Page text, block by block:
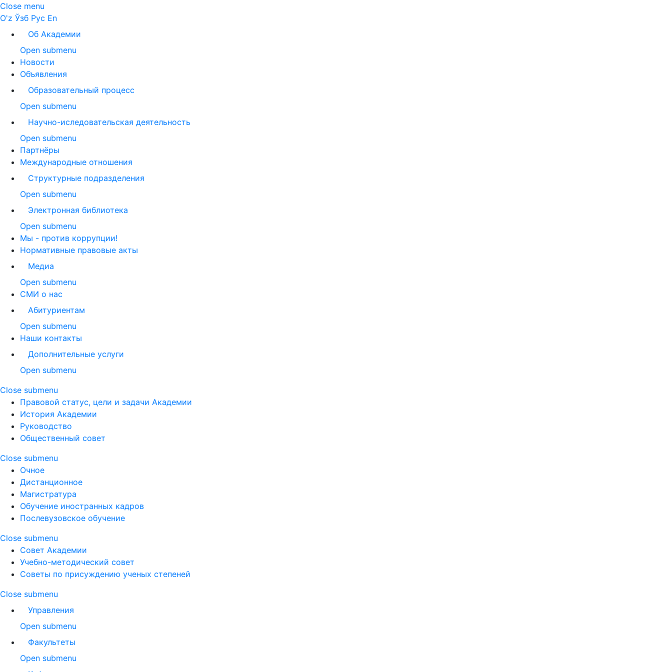
Close menu
O'z Ўзб Рус En
Об Академии
Open submenu
Новости
Объявления
Образовательный процесс
Open submenu
Научно-иследовательская деятельность
Open submenu
Партнёры
Международные отношения
Структурные подразделения
Open submenu
Электронная библиотека
Open submenu
Мы - против коррупции!
Нормативные правовые акты
Медиа
Open submenu
СМИ о нас
Абитуриентам
Open submenu
Наши контакты
Дополнительные услуги
Open submenu
Close submenu
Правовой статус, цели и задачи Академии
История Академии
Руководство
Общественный совет
Close submenu
Очное
Дистанционное
Магистратура
Обучение иностранных кадров
Послевузовское обучение
Close submenu
Совет Академии
Учебно-методический совет
Советы по присуждению ученых степеней
Close submenu
Управления
Open submenu
Факультеты
Open submenu